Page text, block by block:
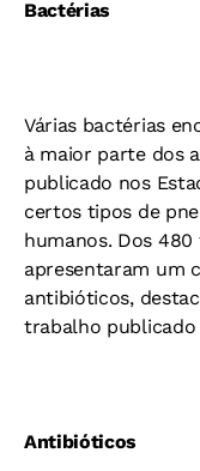
Bactérias
Várias bactérias
à maior parte dos
publicado nos
certos tipos de
humanos. Dos
apresentaram um
antibióticos,
trabalho publicado
Antibióticos